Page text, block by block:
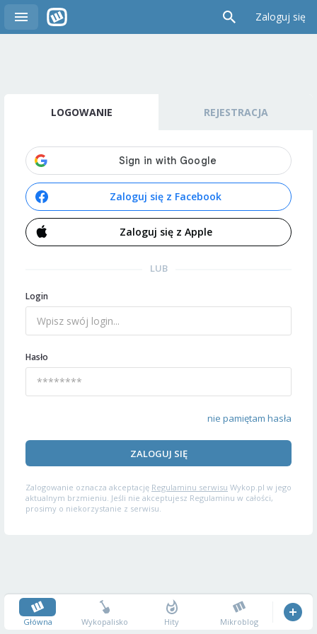
Zaloguj się
LOGOWANIE REJESTRACJA
Zaloguj się z Facebook
Zaloguj się z Apple
LUB
Login
Hasło
nie pamiętam hasła
ZALOGUJ SIĘ
Zalogowanie oznacza akceptację Regulaminu serwisu Wykop.pl w jego
aktualnym brzmieniu. Jeśli nie akceptujesz Regulaminu w całości,
prosimy o niekorzystanie z serwisu.
Główna Wykopalisko Hity Mikroblog